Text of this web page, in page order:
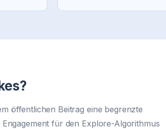
öffentlichen Beitrag eine begrenzte
für den Explore-Algorithmus